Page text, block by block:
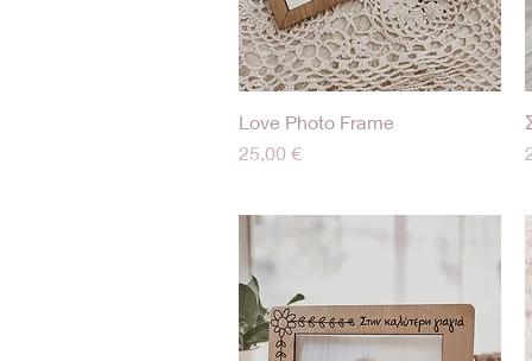
Γρήγορη προβολή
Love Photo Frame
Τιμή
25,00 €